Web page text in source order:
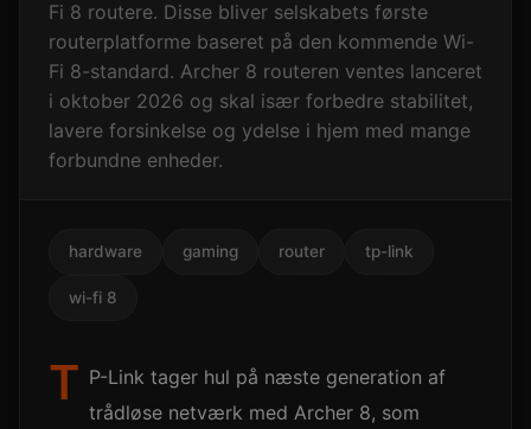
Fi 8 routere. Disse bliver selskabets første
routerplatforme baseret på den kommende Wi-
Fi 8-standard. Archer 8 routeren ventes lanceret
i oktober 2026 og skal især forbedre stabilitet,
lavere forsinkelse og ydelse i hjem med mange
forbundne enheder.
hardware gaming router tp-link
wi-fi 8
T P-Link tager hul på næste generation af
trådløse netværk med Archer 8, som